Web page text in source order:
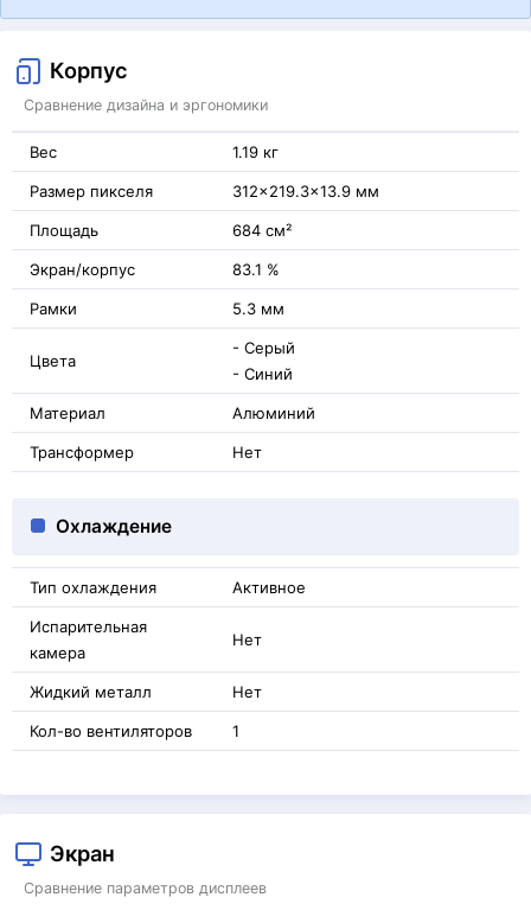
Корпус
Сравнение дизайна и эргономики
Вес 1.19 кг
Размер пикселя 312x219.3x13.9 мм
Площадь 684 см²
Экран/корпус 83.1 %
Рамки 5.3 мм
Цвета
- Серый
- Синий
Материал Алюминий
Трансформер Нет
Охлаждение
Тип охлаждения Активное
Испарительная
камера
Нет
Жидкий металл Нет
Кол-во вентиляторов 1
Экран
Сравнение параметров дисплеев